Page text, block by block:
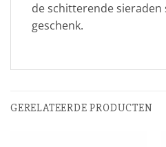
de schitterende sieraden
geschenk.
GERELATEERDE PRODUCTEN